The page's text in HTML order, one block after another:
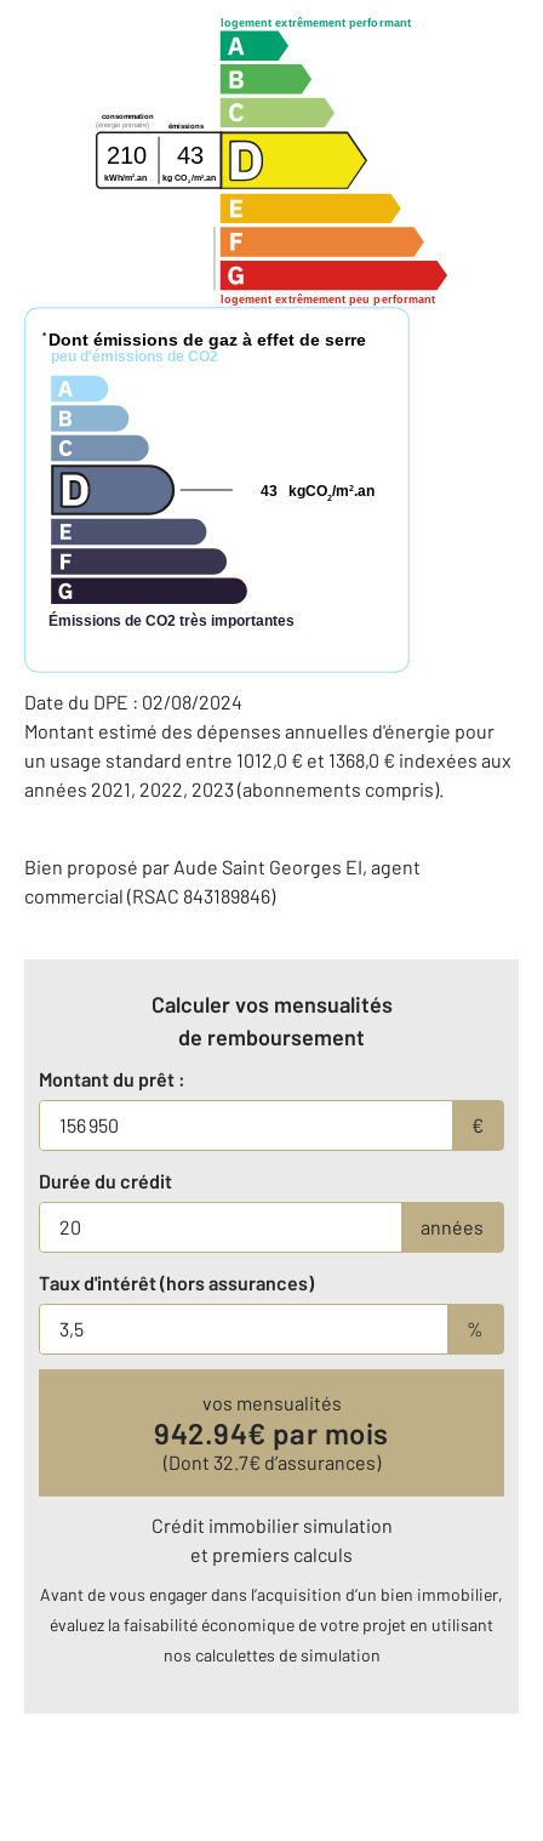
logement extrêmement performant
logement extrêmement peu performant
consommation
émissions
(énergie primaire)
210 43
kWh/m2.an kg CO2 /m2 .an
* Dont émissions de gaz à effet de serre
peu d'émissions de CO2
Émissions de CO2 très importantes
kgCO2/m2.an
43
Date du DPE : 02/08/2024
Montant estimé des dépenses annuelles d'énergie pour
un usage standard entre 1012,0 € et 1368,0 € indexées aux
années 2021, 2022, 2023 (abonnements compris).
Bien proposé par Aude Saint Georges EI, agent
commercial (RSAC 843189846)
Calculer vos mensualités
de remboursement
Montant du prêt :
€
Durée du crédit
années
Taux d'intérêt (hors assurances)
%
vos mensualités
942.94€ par mois
(Dont 32.7€ d’assurances)
Crédit immobilier simulation
et premiers calculs
Avant de vous engager dans l’acquisition d’un bien immobilier,
évaluez la faisabilité économique de votre projet en utilisant
nos calculettes de simulation